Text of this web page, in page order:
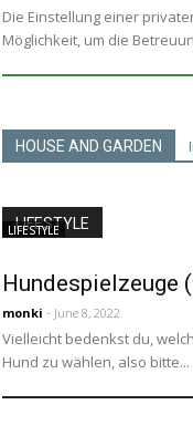
Die Einstellung einer
Möglichkeit, um die
HOUSE AND GARDEN
LIFESTYLE
LIFESTYLE
Hundespielzeuge
monki - June 8, 2022
Vielleicht bedenkst du,
Hund zu wählen, also bitte...